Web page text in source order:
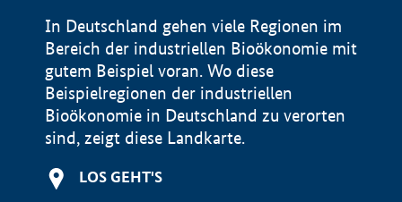
In Deutschland gehen viele Regionen im
Bereich der industriellen Bioökonomie mit
gutem Beispiel voran. Wo diese
Beispielregionen der industriellen
Bioökonomie in Deutschland zu verorten
sind, zeigt diese Landkarte.
LOS GEHT'S